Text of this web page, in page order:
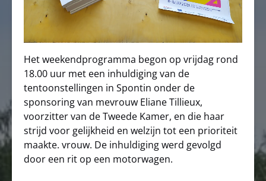
Het weekendprogramma begon op vrijdag rond
18.00 uur met een inhuldiging van de
tentoonstellingen in Spontin onder de
sponsoring van mevrouw Eliane Tillieux,
voorzitter van de Tweede Kamer, en die haar
strijd voor gelijkheid en welzijn tot een prioriteit
maakte. vrouw. De inhuldiging werd gevolgd
door een rit op een motorwagen.